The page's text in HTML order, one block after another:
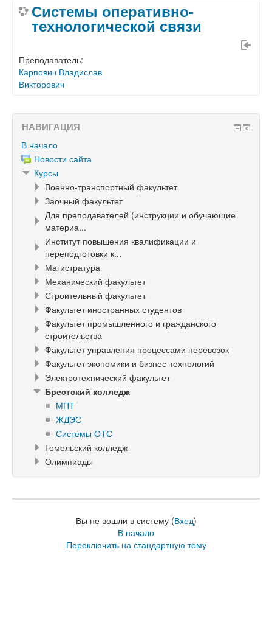
Системы оперативно-
технологической связи
Преподаватель:
Карпович Владислав
Викторович
НАВИГАЦИЯ
В начало
Новости сайта
Курсы
Военно-транспортный факультет
Заочный факультет
Для преподавателей (инструкции и обучающие
материа...
Институт повышения квалификации и
переподготовки к...
Магистратура
Механический факультет
Строительный факультет
Факультет иностранных студентов
Факультет промышленного и гражданского
строительства
Факультет управления процессами перевозок
Факультет экономики и бизнес-технологий
Электротехнический факультет
Брестский колледж
МПТ
ЖДЭС
Системы ОТС
Гомельский колледж
Олимпиады
Вы не вошли в систему (Вход)
В начало
Переключить на стандартную тему